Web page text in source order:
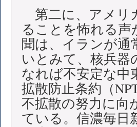
第二に、アメリ
ることを怖れる
聞は、イランが通
いとみて、核兵
なれば不安定な中
拡散防止条約（
不拡散の努力に向
ている。信濃毎日